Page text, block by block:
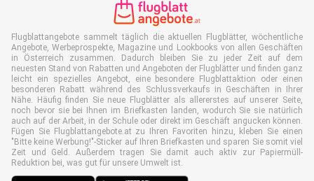
Flugblattangebote sammelt täglich die aktuellen Flugblätter, wöchentliche
Angebote, Werbeprospekte, Magazine und Lookbooks von allen Geschäften
in Österreich zusammen. Dadurch bleiben Sie zu jeder Zeit auf dem
neuesten Stand von Rabatten und Angeboten der Flugblätter und finden ganz
leicht ein spezielles Angebot, eine besondere Flugblattaktion oder einen
besonderen Rabatt während des Schlussverkaufs in Geschäften in Ihrer
Nähe. Häufig finden Sie neue Flugblätter als allererstes auf unserer Seite,
noch bevor sie bei Ihnen im Briefkasten landen, wodurch Sie sie natürlich
auch auf der Arbeit, in der Schule oder direkt im Geschäft angucken können.
Fügen Sie Flugblattangebote.at zu Ihren Favoriten hinzu, kleben Sie einen
"Bitte keine Werbung!"-Sticker auf Ihren Briefkasten und sparen Sie somit viel
Zeit und Geld. Außerdem tragen Sie damit auch aktiv zur Papiermüll-
Reduktion bei, was gut für unsere Umwelt ist.